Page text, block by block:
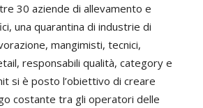
30 aziende di allevamento e
una quarantina di industrie di
mangimisti, tecnici,
responsabili qualità, category e
si è posto l’obiettivo di creare
costante tra gli operatori delle